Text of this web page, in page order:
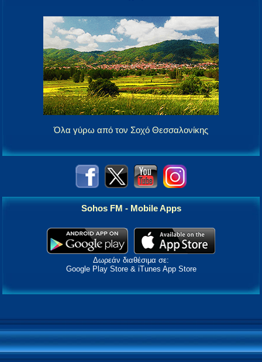
Όλα γύρω από τον Σοχό Θεσσαλονίκης
Sohos FM - Mobile Apps
Δωρεάν διαθέσιμα σε:
Google Play Store & iTunes App Store